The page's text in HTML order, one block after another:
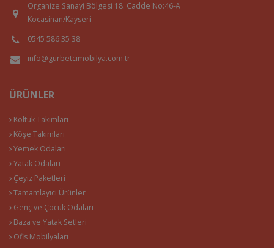
Organize Sanayi Bölgesi 18. Cadde No:46-A
Kocasinan/Kayseri
0545 586 35 38
info@gurbetcimobilya.com.tr
ÜRÜNLER
Koltuk Takımları
Köşe Takımları
Yemek Odaları
Yatak Odaları
Çeyiz Paketleri
Tamamlayıcı Ürünler
Genç ve Çocuk Odaları
Baza ve Yatak Setleri
Ofis Mobilyaları